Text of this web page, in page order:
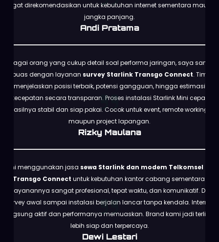
Sangat direkomendasikan untuk kebutuhan internet sementara maupun
jangka panjang.
Andi Pratama
Sebagai orang yang cukup detail soal performa jaringan, saya sangat
puas dengan layanan survey Starlink Transgo Connect. Tim
menjelaskan posisi terbaik, potensi gangguan, hingga estimasi
kecepatan secara transparan. Proses instalasi Starlink Mini cepat,
hasilnya stabil dan siap pakai. Cocok untuk event, remote working,
maupun project lapangan.
Rizky Maulana
Kami menggunakan jasa sewa Starlink dan modem Telkomsel dari
Transgo Connect untuk kebutuhan kantor cabang sementara.
Pelayanannya sangat profesional, tepat waktu, dan komunikatif. Dari
survey awal sampai instalasi berjalan lancar tanpa kendala. Internet
langsung aktif dan performanya memuaskan. Brand kami jadi terlihat
lebih siap dan terpercaya.
Dewi Lestari